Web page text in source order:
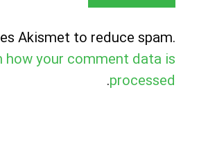
Akismet to reduce spam.
how your comment data is
processed
.